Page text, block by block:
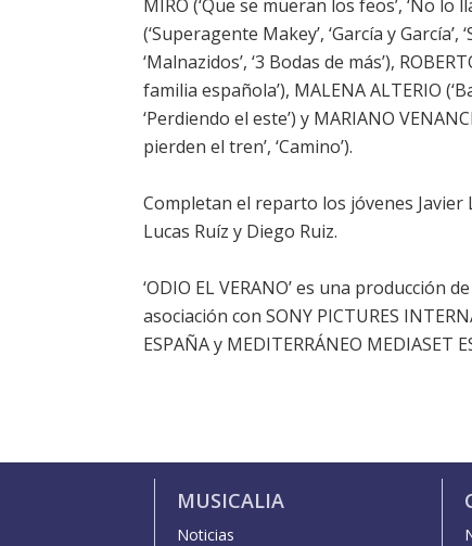
MIRÓ (‘Que se mueran los feos’, ‘No lo
(‘Superagente Makey’, ‘García y
‘Malnazidos’, ‘3 Bodas de más’),
familia española’), MALENA ALTERIO
‘Perdiendo el este’) y MARIANO
pierden el tren’, ‘Camino’).
Completan el reparto los jóvenes
Lucas Ruíz y Diego Ruiz.
‘ODIO EL VERANO’ es una producción
asociación con SONY PICTURES
ESPAÑA y MEDITERRÁNEO MEDIASET
MUSICALIA
Noticias